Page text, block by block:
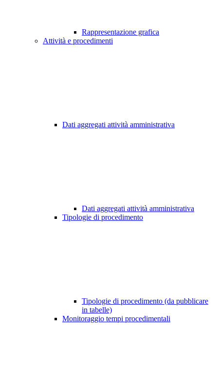
Rappresentazione grafica
Attività e procedimenti
Dati aggregati attività amministrativa
Dati aggregati attività amministrativa
Tipologie di procedimento
Tipologie di procedimento (da pubblicare
in tabelle)
Monitoraggio tempi procedimentali